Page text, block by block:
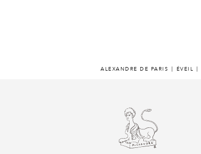
ALEXANDRE DE PARIS ÉVEIL